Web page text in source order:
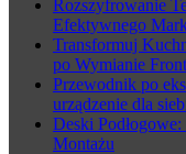
Rozszyfrowanie
Efektywnego
Transformuj
po Wymianie
Przewodnik po
urządzenie dla
Deski
Montażu